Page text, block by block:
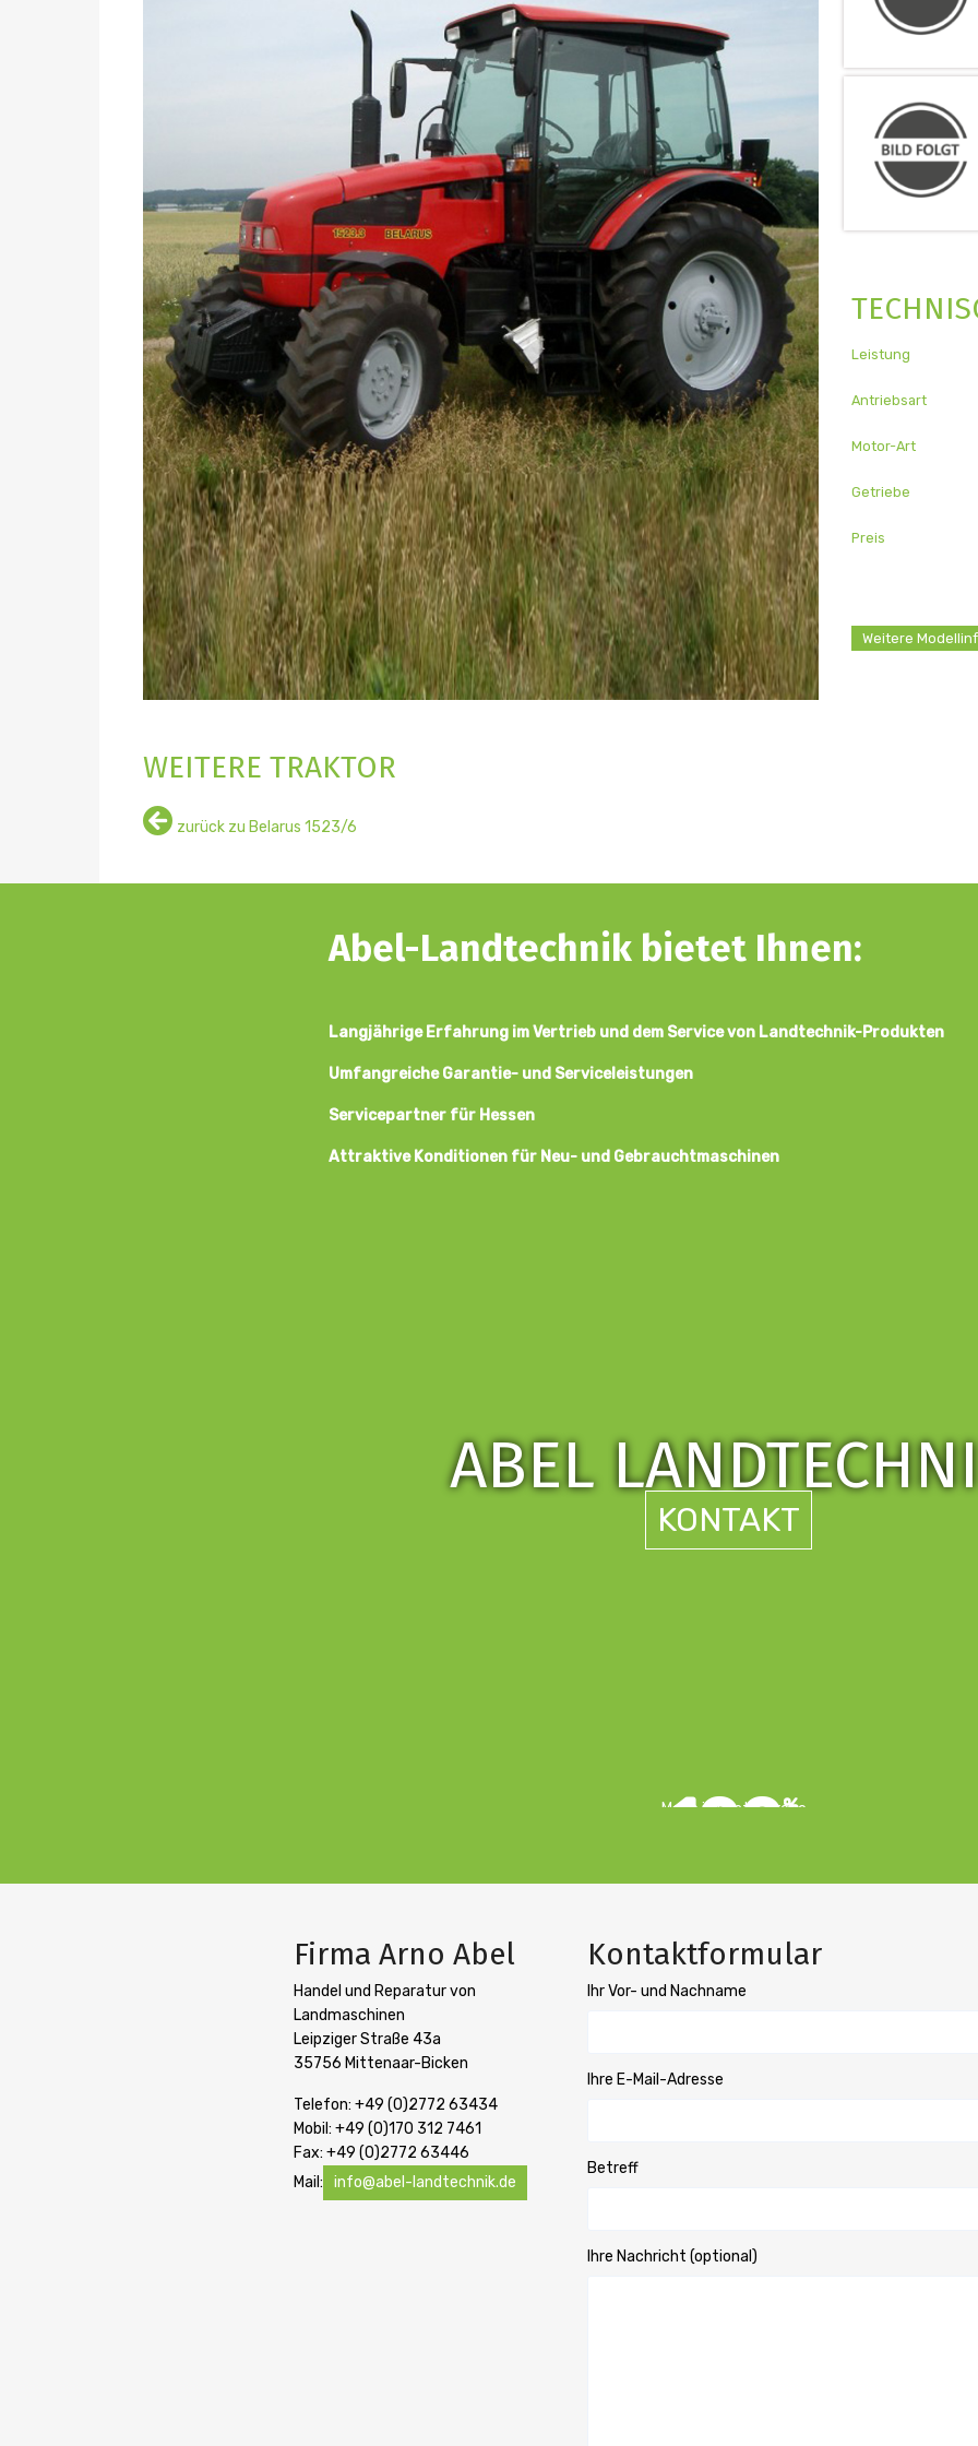
Leistung
Antriebsart
Motor-Art
Getriebe
Preis
Weitere
WEITERE TRAKTOR
mehr
zurück zu Belarus 1523/6
Abel-Landtechnik bietet Ihnen:
Langjährige Erfahrung im Vertrieb und dem Service von Landtechnik-Produkten
Umfangreiche Garantie- und Serviceleistungen
Servicepartner für Hessen
Attraktive Konditionen für Neu- und Gebrauchtmaschinen
ABEL
KONTAKT
100%
Made in East-Europe
Firma Arno Abel
Handel und Reparatur von
Landmaschinen
Leipziger Straße 43a
35756 Mittenaar-Bicken
Telefon: +49 (0)2772 63434
Mobil: +49 (0)170 312 7461
Fax: +49 (0)2772 63446
Mail:
info@abel-landtechnik.de
Kontaktformular
Ihr Vor- und Nachname
Ihre E-Mail-Adresse
Betreff
Ihre Nachricht (optional)